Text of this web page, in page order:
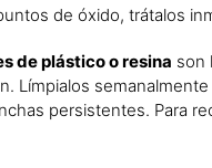
de óxido, trátalos
de plástico o resina son
Límpialos
persistentes. Para